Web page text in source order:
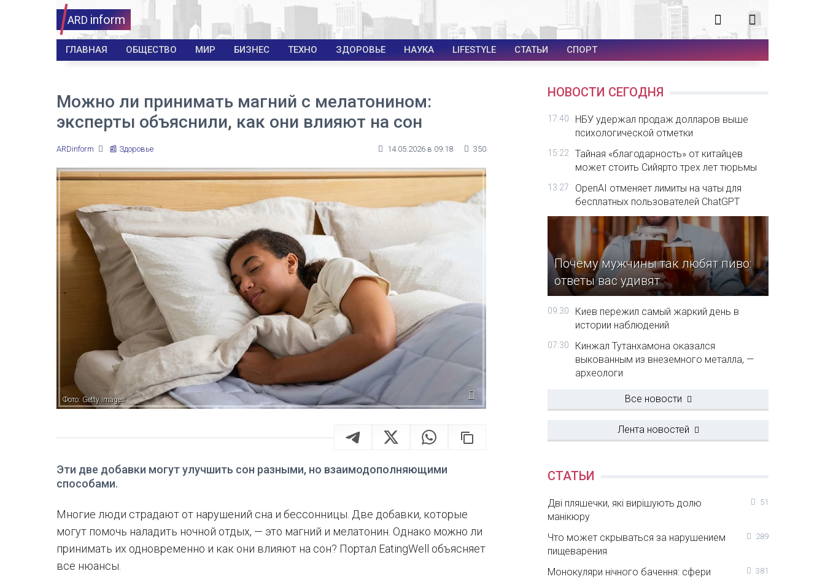
ARD inform
ГЛАВНАЯ ОБЩЕСТВО МИР БИЗНЕС ТЕХНО ЗДОРОВЬЕ НАУКА LIFESTYLE СТАТЬИ СПОРТ
Можно ли принимать магний с мелатонином:
эксперты объяснили, как они влияют на сон
ARDinform 📰 Здоровье 14.05.2026 в 09:18 350
Фото: Getty Images
Эти две добавки могут улучшить сон разными, но взаимодополняющими
способами.
Многие люди страдают от нарушений сна и бессонницы. Две добавки, которые
могут помочь наладить ночной отдых, — это магний и мелатонин. Однако можно ли
принимать их одновременно и как они влияют на сон? Портал EatingWell объясняет
все нюансы.
НОВОСТИ СЕГОДНЯ
17:40
НБУ удержал продаж долларов выше
психологической отметки
15:22
Тайная «благодарность» от китайцев
может стоить Сийярто трех лет тюрьмы
13:27
OpenAI отменяет лимиты на чаты для
бесплатных пользователей ChatGPT
Почему мужчины так любят пиво:
ответы вас удивят
09:30
Киев пережил самый жаркий день в
истории наблюдений
07:30
Кинжал Тутанхамона оказался
выкованным из внеземного металла, —
археологи
Все новости
Лента новостей
СТАТЬИ
Дві пляшечки, які вирішують долю
манікюру
51
Что может скрываться за нарушением
пищеварения
289
Монокуляри нічного бачення: сфери
381